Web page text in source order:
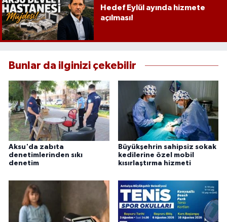
Hedef Eylül ayında hizmete
açılması!
Bunlar da ilginizi çekebilir
Aksu'da zabıta
denetimlerinden sıkı
denetim
Büyükşehrin sahipsiz sokak
kedilerine özel mobil
kısırlaştırma hizmeti